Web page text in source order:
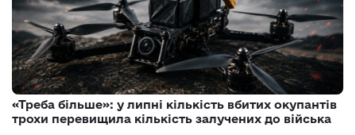
«Треба більше»: у липні кількість вбитих окупантів
трохи перевищила кількість залучених до війська